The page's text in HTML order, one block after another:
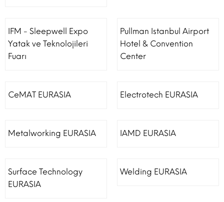
IFM - Sleepwell Expo
Yatak ve Teknolojileri
Fuarı
Pullman Istanbul Airport
Hotel & Convention
Center
CeMAT EURASIA Electrotech EURASIA
Metalworking EURASIA IAMD EURASIA
Surface Technology
EURASIA
Welding EURASIA